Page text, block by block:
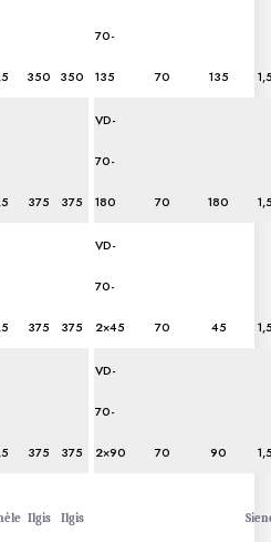
350 350
70-
135 70 135
375 375
VD-
70-
180 70 180
375 375
VD-
70-
2×45 70 45
375 375
VD-
70-
2×90 70 90
Ilgis Ilgis